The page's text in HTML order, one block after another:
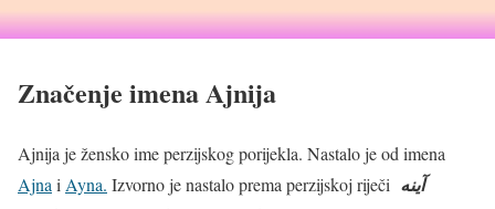
Značenje imena Ajnija
Ajnija je žensko ime perzijskog porijekla. Nastalo je od imena
Ajna i Ayna. Izvorno je nastalo prema perzijskoj riječi آینه